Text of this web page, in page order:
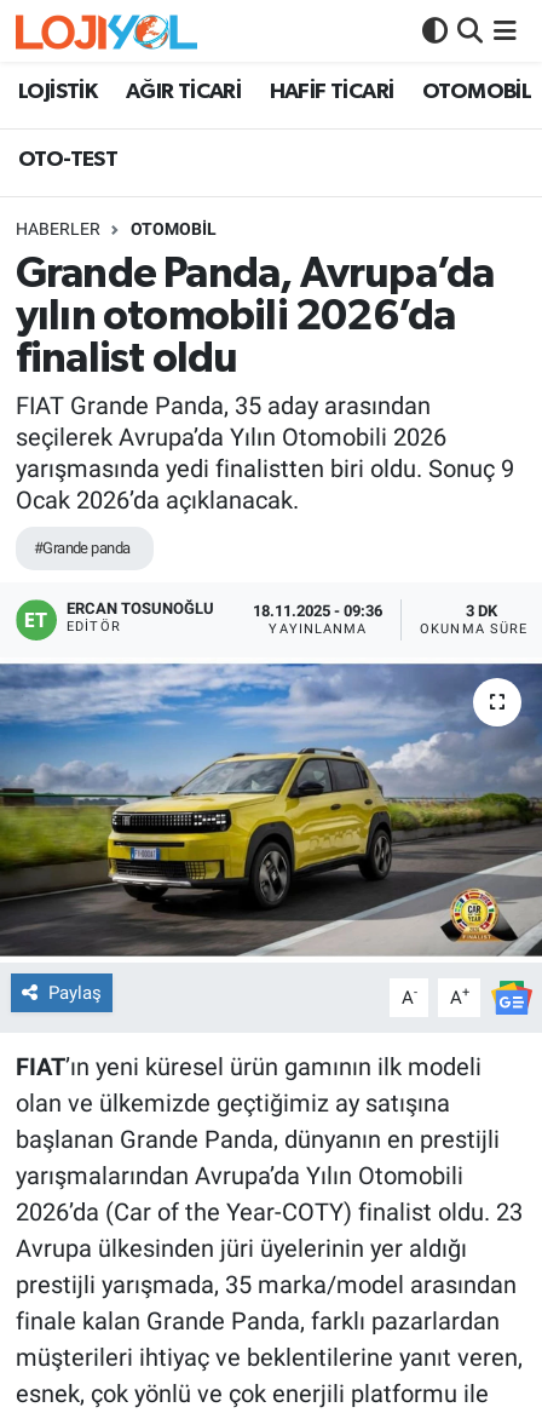
LOJİSTİK AĞIR TİCARİ HAFİF TİCARİ OTOMOBİL
OTO-TEST
HABERLER OTOMOBİL
Grande Panda, Avrupa’da
yılın otomobili 2026’da
finalist oldu
FIAT Grande Panda, 35 aday arasından
seçilerek Avrupa’da Yılın Otomobili 2026
yarışmasında yedi finalistten biri oldu. Sonuç 9
Ocak 2026’da açıklanacak.
#Grande panda
ERCAN TOSUNOĞLU
EDITÖR
18.11.2025 - 09:36
YAYINLANMA
3 DK
OKUNMA SÜRESI
Paylaş A- A+
FIAT’ın yeni küresel ürün gamının ilk modeli
olan ve ülkemizde geçtiğimiz ay satışına
başlanan Grande Panda, dünyanın en prestijli
yarışmalarından Avrupa’da Yılın Otomobili
2026’da (Car of the Year-COTY) finalist oldu. 23
Avrupa ülkesinden jüri üyelerinin yer aldığı
prestijli yarışmada, 35 marka/model arasından
finale kalan Grande Panda, farklı pazarlardan
müşterileri ihtiyaç ve beklentilerine yanıt veren,
esnek, çok yönlü ve çok enerjili platformu ile
OTO-TEST